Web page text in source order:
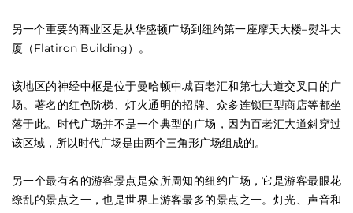
另一个重要的商业区是从华盛顿广场到纽约第一座摩天大楼–熨斗大
厦（Flatiron Building）。
该地区的神经中枢是位于曼哈顿中城百老汇和第七大道交叉口的广
场。著名的红色阶梯、灯火通明的招牌、众多连锁巨型商店等都坐
落于此。时代广场并不是一个典型的广场，因为百老汇大道斜穿过
该区域，所以时代广场是由两个三角形广场组成的。
另一个最有名的游客景点是众所周知的纽约广场，它是游客最眼花
缭乱的景点之一，也是世界上游客最多的景点之一。灯光、声音和